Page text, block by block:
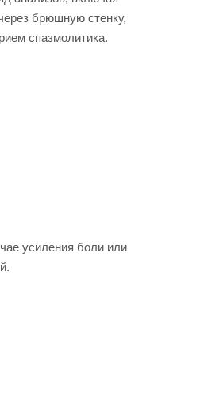
брюшную стенку,
спазмолитика.
усиления боли или